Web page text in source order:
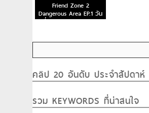
Friend Zone 2
Dangerous Area EP.1 วัน
ที่ 25 ก.ย. 63 ตอนแรก
คลิป 20 อันดับ ประจำสัปดาห์
รวม KEYWORDS ที่น่าสนใจ